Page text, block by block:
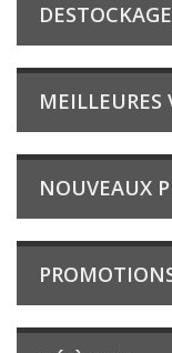
DESTOCKAGE
MEILLEURES
NOUVEAUX